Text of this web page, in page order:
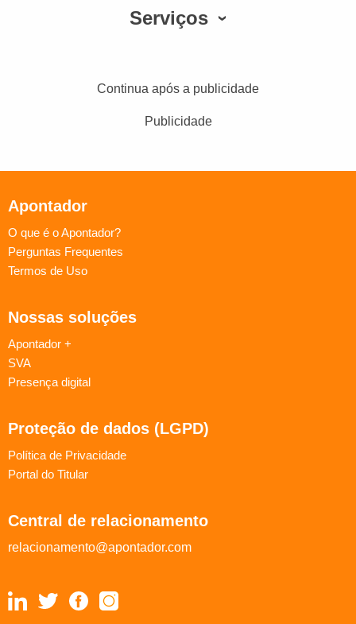
Serviços
Continua após a publicidade
Publicidade
Apontador
O que é o Apontador?
Perguntas Frequentes
Termos de Uso
Nossas soluções
Apontador +
SVA
Presença digital
Proteção de dados (LGPD)
Política de Privacidade
Portal do Titular
Central de relacionamento
relacionamento@apontador.com